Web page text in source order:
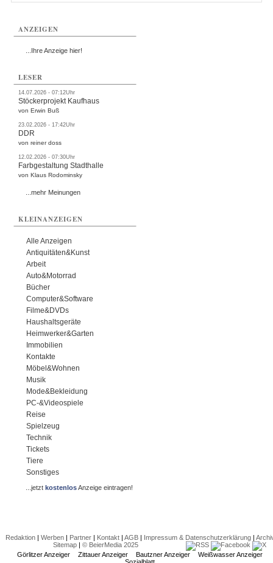
ANZEIGEN
...Ihre Anzeige hier!
LESER
14.07.2026 - 07:12Uhr
Stöckerprojekt Kaufhaus
von Erwin Buß
23.02.2026 - 17:42Uhr
DDR
von reiner doss
12.02.2026 - 07:30Uhr
Farbgestaltung Stadthalle
von Klaus Rodominsky
...mehr Meinungen
KLEINANZEIGEN
Alle Anzeigen
Antiquitäten&Kunst
Arbeit
Auto&Motorrad
Bücher
Computer&Software
Filme&DVDs
Haushaltsgeräte
Heimwerker&Garten
Immobilien
Kontakte
Möbel&Wohnen
Musik
Mode&Bekleidung
PC-&Videospiele
Reise
Spielzeug
Technik
Tickets
Tiere
Sonstiges
...jetztkostenlosAnzeige eintragen!
Redaktion| Werben| Partner| Kontakt| AGB| Impressum & Datenschutzerklärung|
Sitemap| © BeierMedia 2025
Görlitzer Anzeiger
Zittauer Anzeiger Bautzner Anzeiger
Weißwasser Anzeiger